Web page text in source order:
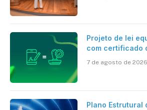
Projeto de lei
com certificado
ao
7 de agosto de 2026
Plano Estrutural